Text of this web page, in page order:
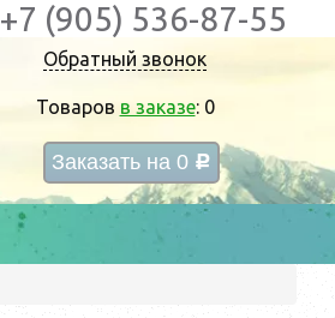
Обратный звонок
Товаров в заказе: 0
Заказать на 0 c
+7 (905) 536-87-55